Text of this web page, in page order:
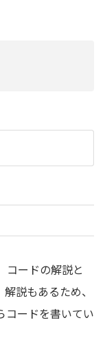
コードの解説と
説もあるため、
コードを書いてい